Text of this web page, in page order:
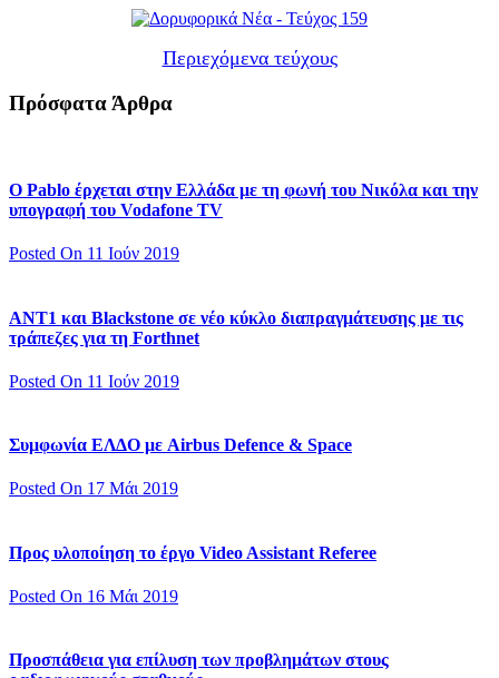
Περιεχόμενα τεύχους
Πρόσφατα Άρθρα
Ο Pablo έρχεται στην Ελλάδα με τη φωνή του Νικόλα και την
υπογραφή του Vodafone TV
Posted On 11 Ιούν 2019
ΑΝΤ1 και Blackstone σε νέο κύκλο διαπραγμάτευσης με τις
τράπεζες για τη Forthnet
Posted On 11 Ιούν 2019
Συμφωνία ΕΛΔΟ με Airbus Defence & Space
Posted On 17 Μάι 2019
Προς υλοποίηση το έργο Video Assistant Referee
Posted On 16 Μάι 2019
Προσπάθεια για επίλυση των προβλημάτων στους